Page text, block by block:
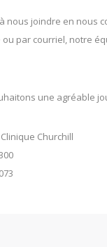
nous joindre en nous
par courriel, notre
une agréable
Churchill